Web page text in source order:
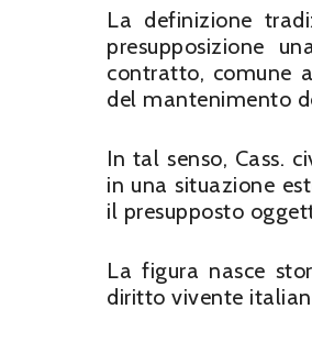
La definizione
presupposizione
contratto, comune
del mantenimento
In tal senso, Cass.
in una situazione
il presupposto
La figura nasce
diritto vivente